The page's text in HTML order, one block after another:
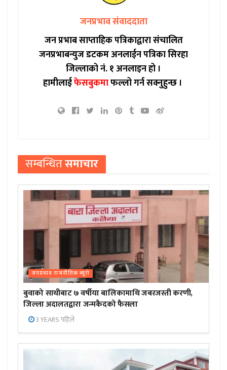
जनप्रभाव संवाददाता
जन प्रभाब साप्ताहिक पत्रिकाद्वारा संचालित
जनप्रभाबन्युज डटकम अनलाईन पत्रिका सिरहा
जिल्लाको नं. १ अनलाइन हो ।
हामीलाईफेसबुकमाफल्लो गर्न सक्नुहुन्छ ।
सम्बन्धितसमाचार
जनप्रभाव राजनीतिक ब्यूरो
बुवाको साथीबाट ७ वर्षीया बालिकामाथि जबरजस्ती करणी,
जिल्ला अदालतद्वारा जन्मकैदको फैसला
3 YEARS पहिले